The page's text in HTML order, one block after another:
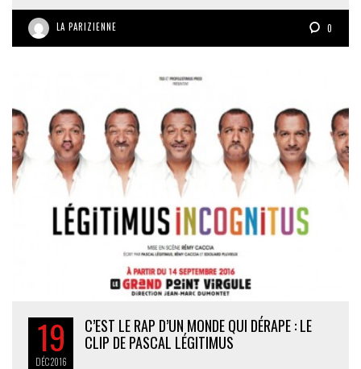
LA PARIZIENNE 0
19
DÉC2016
C’EST LE RAP D’UN MONDE QUI DÉRAPE : LE
CLIP DE PASCAL LÉGITIMUS